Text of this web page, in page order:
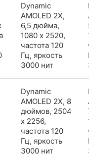
Dynamic
AMOLED 2X,
6,5 дюйма,
1080 x 2520,
частота 120
Гц, яркость
3000 нит
Dynamic
AMOLED 2X, 8
дюймов, 2504
x 2256,
частота 120
Гц, яркость
3000 нит